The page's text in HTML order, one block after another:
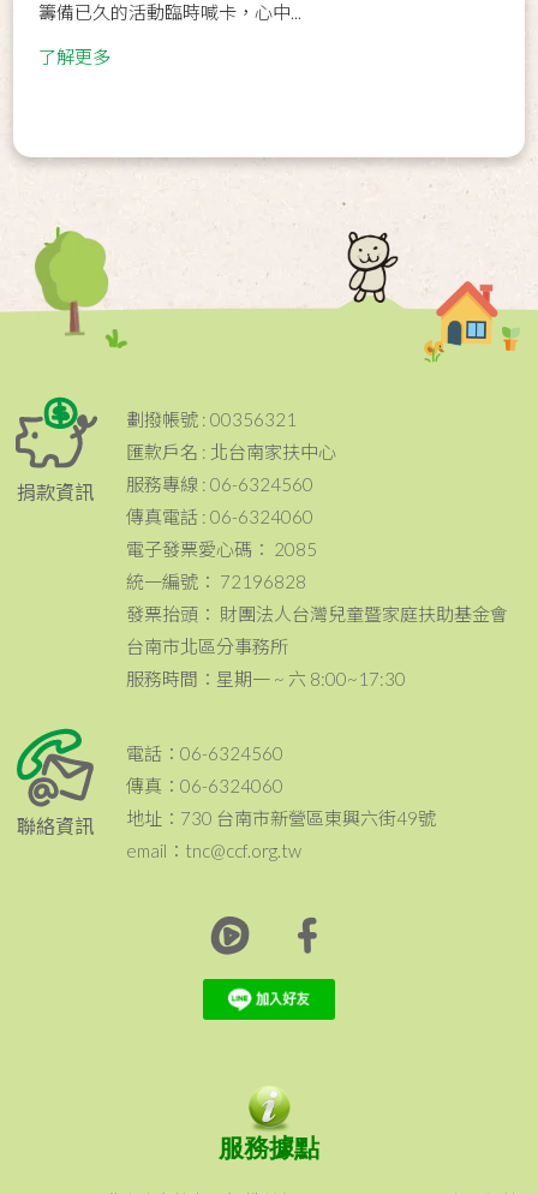
籌備已久的活動臨時喊卡，心中...
了解更多
捐款資訊
劃撥帳號 : 00356321
匯款戶名 : 北台南家扶中心
服務專線 : 06-6324560
傳真電話 : 06-6324060
電子發票愛心碼： 2085
統一編號： 72196828
發票抬頭： 財團法人台灣兒童暨家庭扶助基金會
台南市北區分事務所
服務時間：星期一 ~ 六 8:00~17:30
聯絡資訊
電話：06-6324560
傳真：06-6324060
地址：730 台南市新營區東興六街49號
email：tnc@ccf.org.tw
服務據點